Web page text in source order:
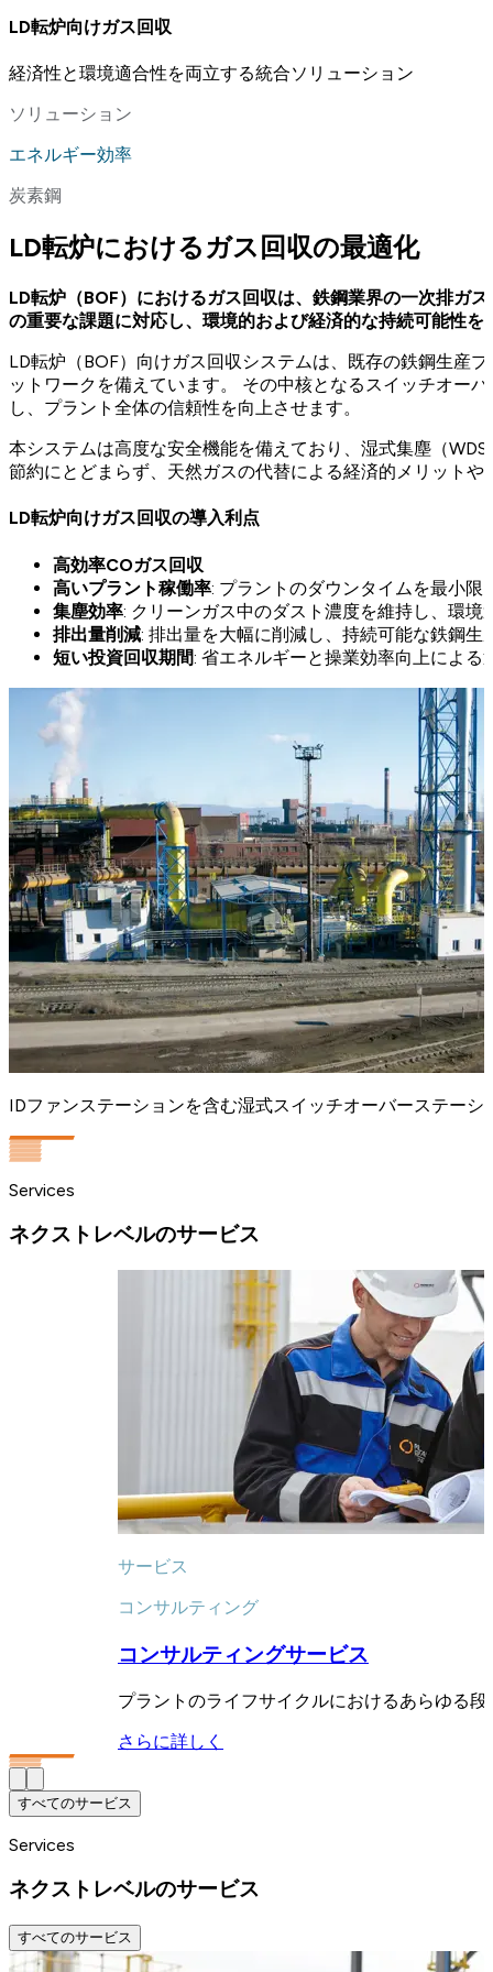
LD転炉向けガス回収
経済性と環境適合性を両立する統合ソリューション
ソリューション
エネルギー効率
炭素鋼
LD転炉におけるガス回収の最適化
LD転炉（BOF）におけるガス回収は、鉄鋼業界の一次排ガ
の重要な課題に対応し、環境的および経済的な持続可能性
LD転炉（BOF）向けガス回収システムは、既存の鉄鋼生産
ットワークを備えています。 その中核となるスイッチオー
し、プラント全体の信頼性を向上させます。
本システムは高度な安全機能を備えており、湿式集塵（
節約にとどまらず、天然ガスの代替による経済的メリット
LD転炉向けガス回収の導入利点
高効率COガス回収
高いプラント稼働率: プラントのダウンタイムを最小限
集塵効率: クリーンガス中のダスト濃度を維持し、環境
排出量削減: 排出量を大幅に削減し、持続可能な鉄鋼生
短い投資回収期間: 省エネルギーと操業効率向上による
IDファンステーションを含む湿式スイッチオーバーステーシ
Services
ネクストレベルのサービス
サービス
コンサルティング
コンサルティングサービス
プラントのライフサイクルにおけるあらゆる
さらに詳しく
すべてのサービス
Services
ネクストレベルのサービス
すべてのサービス